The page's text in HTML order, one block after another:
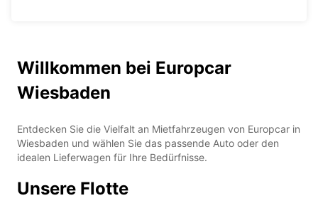
Willkommen bei Europcar
Wiesbaden
Entdecken Sie die Vielfalt an Mietfahrzeugen von Europcar in
Wiesbaden und wählen Sie das passende Auto oder den
idealen Lieferwagen für Ihre Bedürfnisse.
Unsere Flotte